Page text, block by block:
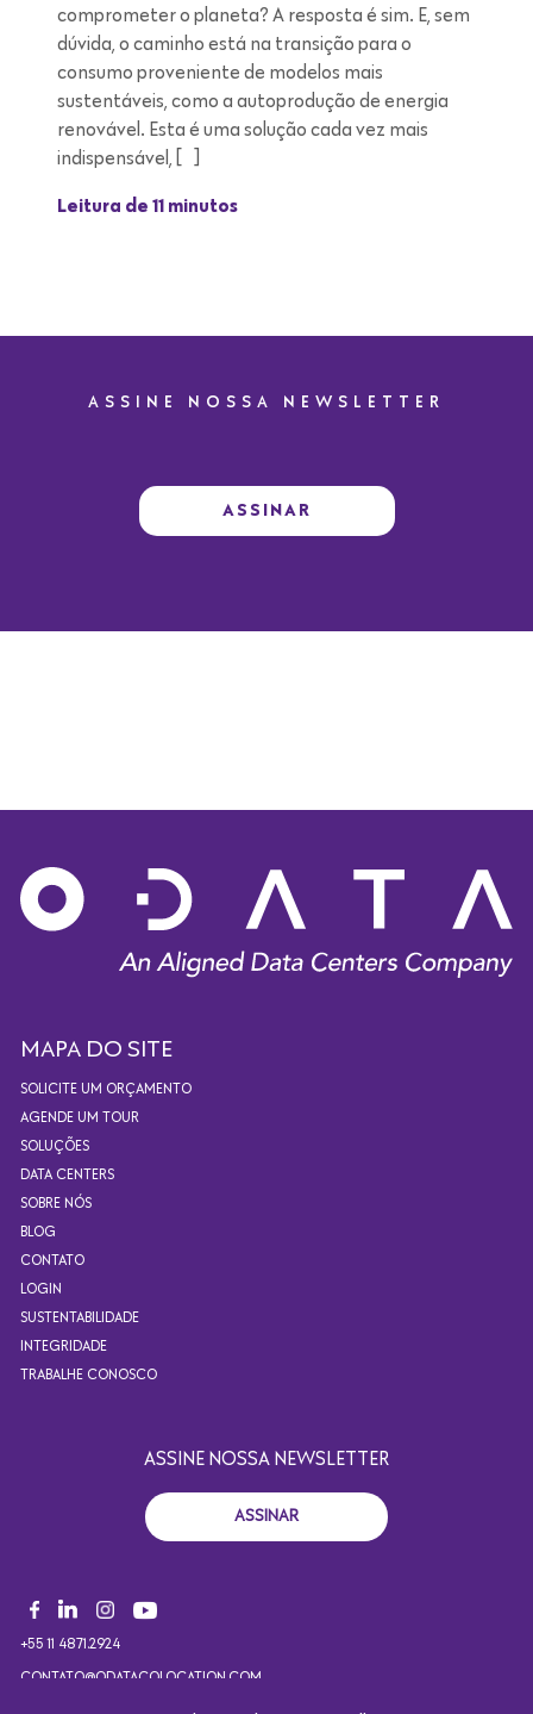
comprometer o planeta? A resposta é sim. E, sem
dúvida, o caminho está na transição para o
consumo proveniente de modelos mais
sustentáveis, como a autoprodução de energia
renovável. Esta é uma solução cada vez mais
indispensável, […]
Leitura de 11 minutos
ASSINE NOSSA NEWSLETTER
ASSINAR
MAPA DO SITE
SOLICITE UM ORÇAMENTO
AGENDE UM TOUR
SOLUÇÕES
DATA CENTERS
SOBRE NÓS
BLOG
CONTATO
LOGIN
SUSTENTABILIDADE
INTEGRIDADE
TRABALHE CONOSCO
ASSINE NOSSA NEWSLETTER
ASSINAR
+55 11 4871.2924
CONTATO@ODATACOLOCATION.COM